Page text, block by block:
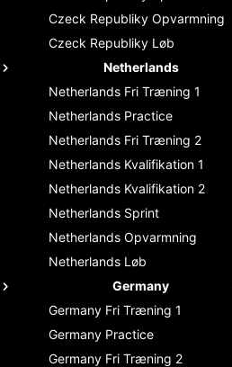
Czeck Republiky Opvarmning
Czeck Republiky Løb
Netherlands
Netherlands Fri Træning 1
Netherlands Practice
Netherlands Fri Træning 2
Netherlands Kvalifikation 1
Netherlands Kvalifikation 2
Netherlands Sprint
Netherlands Opvarmning
Netherlands Løb
Germany
Germany Fri Træning 1
Germany Practice
Germany Fri Træning 2